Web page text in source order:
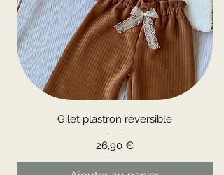
Gilet plastron réversible
Prix
26,90 €